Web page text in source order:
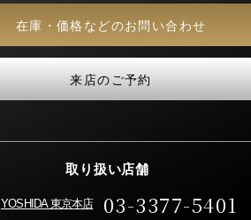
在庫・価格などのお問い合わせ
来店のご予約
取り扱い店舗
YOSHIDA 東京本店 03-3377-5401